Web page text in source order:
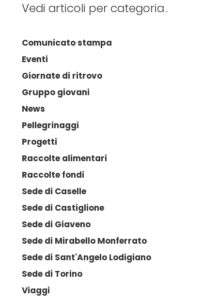
Vedi articoli per categoria
Comunicato stampa
Eventi
Giornate di ritrovo
Gruppo giovani
News
Pellegrinaggi
Progetti
Raccolte alimentari
Raccolte fondi
Sede di Caselle
Sede di Castiglione
Sede di Giaveno
Sede di Mirabello Monferrato
Sede di Sant'Angelo Lodigiano
Sede di Torino
Viaggi